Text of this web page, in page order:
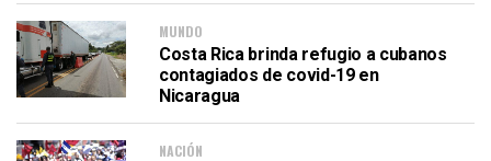
MUNDO
Costa Rica brinda refugio a cubanos
contagiados de covid-19 en
Nicaragua
NACIÓN